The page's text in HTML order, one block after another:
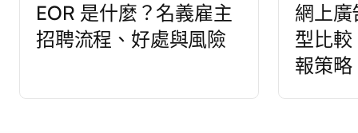
EOR 是什麼？名義雇主
招聘流程、好處與風險
網上廣
型比較
報策略